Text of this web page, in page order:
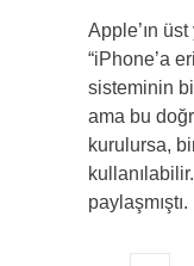
Apple’ın
“iPhone’a
sisteminin
ama bu
kurulursa,
paylaşmıştı.